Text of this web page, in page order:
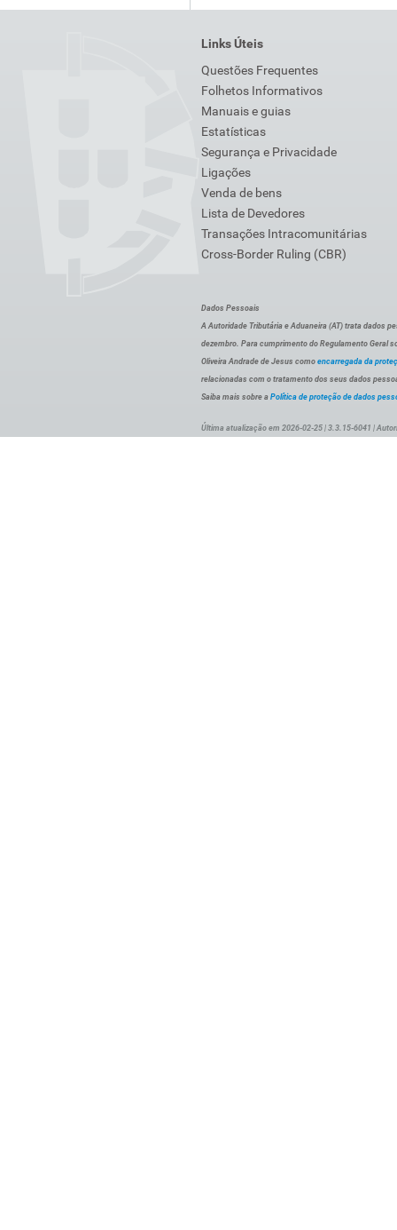
Links Úteis
Questões Frequentes
Folhetos Informativos
Manuais e guias
Estatísticas
Segurança e Privacidade
Ligações
Venda de bens
Lista de Devedores
Transações Intracomunitárias
Cross-Border Ruling (CBR)
Dados Pessoais
A Autoridade Tributária e Aduaneira (AT) trata dados
dezembro. Para cumprimento do Regulamento Geral
Oliveira Andrade de Jesus como encarregada da
relacionadas com o tratamento dos seus dados
Saiba mais sobre a Política de proteção de dados
Última atualização em 2026-02-25 | 3.3.15-6041 |